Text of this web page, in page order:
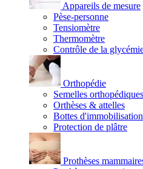
Appareils de mesure
Pèse-personne
Tensiomètre
Thermomètre
Contrôle de la
Orthopédie
Semelles orthopédiques
Orthèses & attelles
Bottes d'immobilisation
Protection de plâtre
Prothèses